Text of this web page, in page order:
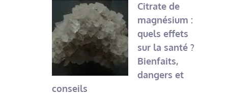
Citrate de
magnésium :
quels effets
sur la santé ?
Bienfaits,
dangers et
conseils